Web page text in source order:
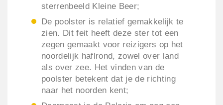
sterrenbeeld Kleine Beer;
De poolster is relatief gemakkelijk te
zien. Dit feit heeft deze ster tot een
zegen gemaakt voor reizigers op het
noordelijk haflrond, zowel over land
als over zee. Het vinden van de
poolster betekent dat je de richting
naar het noorden kent;